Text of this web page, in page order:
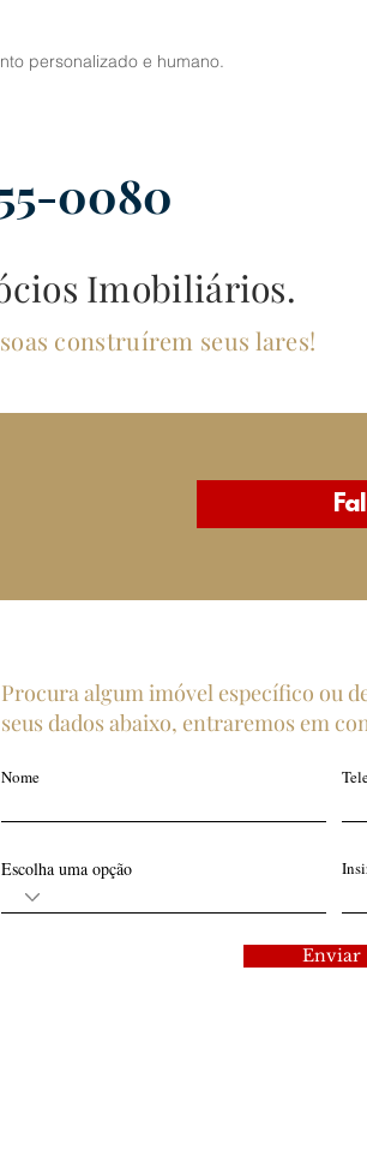
personalizado e humano.
0080
Imobiliários.
construírem seus lares!
Procura algum imóvel específico ou
seus dados abaixo, entraremos em
Nome
Escolha uma opção
Enviar